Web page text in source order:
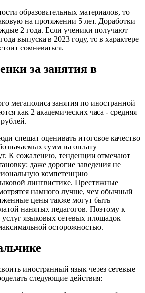
образовательных материалов, то
на протяжении 5 лет. Доработки
2 года. Если ученики получают
выпуска в 2023 году, то в характере
сомневаться.
за занятия в
мегаполиса занятия по иностранной
как 2 академических часа - средняя
спешат оценивать итоговое качество
сумм на оплату
К сожалению, тенденции отмечают
даже дорогие заведения не
компетенцию
лингвистике. Престижные
намного лучше, чем обычный
цены также могут быть
нанятых педагогов. Поэтому к
языковых сетевых площадок
осторожностью.
иностранный язык через сетевые
следующие действия: